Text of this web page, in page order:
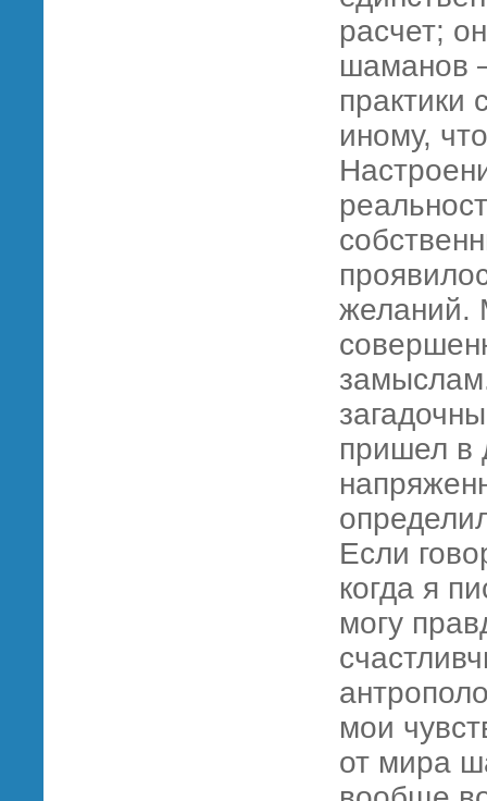
расчет;
шаманов
практики
иному,
желаний.
пришел в
Если
когда я
могу
мои
от мира